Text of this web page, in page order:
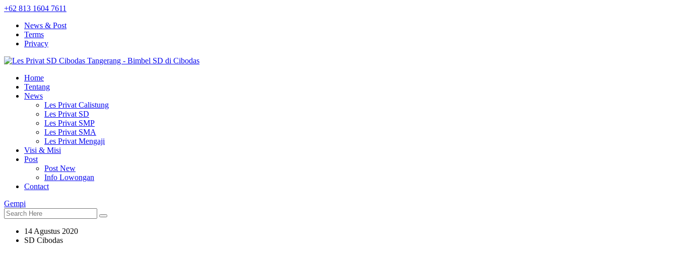
+62 813 1604 7611
News & Post
Terms
Privacy
Home
Tentang
News
Les Privat Calistung
Les Privat SD
Les Privat SMP
Les Privat SMA
Les Privat Mengaji
Visi & Misi
Post
Post New
Info Lowongan
Contact
Gempi
14 Agustus 2020
SD Cibodas